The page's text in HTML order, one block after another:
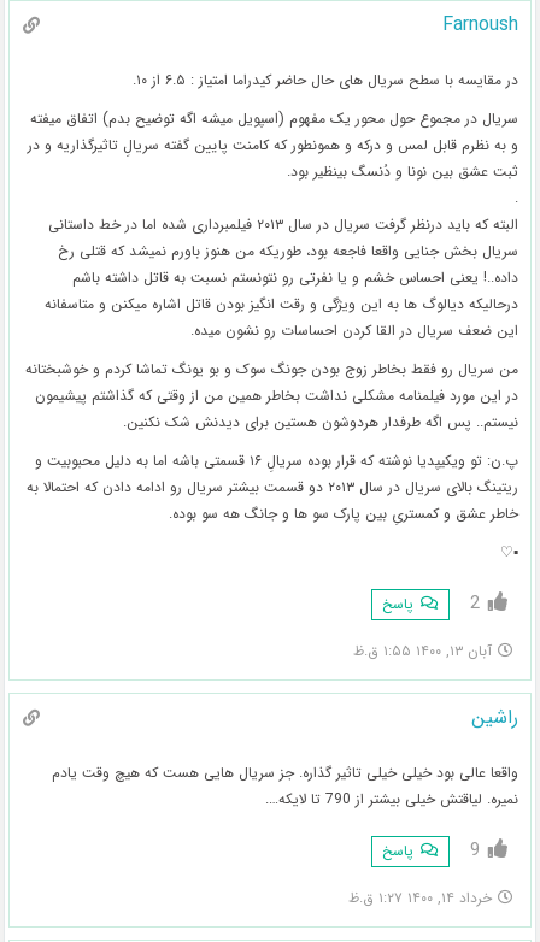
Farnoush
در مقایسه با سطح سریال های حال حاضر کیدراما امتیاز : ۶.۵ از ۱۰.
سریال در مجموع حول محور یک مفهوم (اسپویل میشه اگه توضیح بدم) اتفاق میفته
و به نظرم قابل لمس و درکه و همونطور که کامنت پایین گفته سریالِ تاثیرگذاریه و در
ثبت عشق بین نونا و دُنسگ بینظیر بود.
.
البته که باید درنظر گرفت سریال در سال ۲۰۱۳ فیلمبرداری شده اما در خط داستانی
سریال بخش جنایی واقعا فاجعه بود، طوریکه من هنوز باورم نمیشد که قتلی رخ
داده..! یعنی احساس خشم و یا نفرتی رو نتونستم نسبت به قاتل داشته باشم
درحالیکه دیالوگ ها به این ویژگی و رقت انگیز بودن قاتل اشاره میکنن و متاسفانه
این ضعف سریال در القا کردن احساسات رو نشون میده.
من سریال رو فقط بخاطر زوج بودن جونگ سوک و بو یونگ تماشا کردم و خوشبختانه
در این مورد فیلمنامه مشکلی نداشت بخاطر همین من از وقتی که گذاشتم پیشیمون
نیستم.. پس اگه طرفدار هردوشون هستین برای دیدنش شک نکنین.
پ.ن: تو ویکیپدیا نوشته که قرار بوده سریالِ ۱۶ قسمتی باشه اما به دلیل محبوبیت و
ریتینگ بالای سریال در سال ۲۰۱۳ دو قسمت بیشتر سریال رو ادامه دادن که احتمالا به
خاطر عشق و کمستریِ بین پارک سو ها و جانگ هه سو بوده.
▪︎♡
2 پاسخ
آبان ۱۳, ۱۴۰۰ ۱:۵۵ ق.ظ
راشین
واقعا عالی بود خیلی خیلی تاثیر گذاره. جز سریال هایی هست که هیچ وقت یادم
نمیره. لیاقتش خیلی بیشتر از 790 تا لایکه….
9 پاسخ
خرداد ۱۴, ۱۴۰۰ ۱:۲۷ ق.ظ